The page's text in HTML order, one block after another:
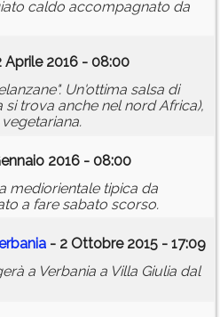
caldo accompagnato da
Aprile 2016 - 08:00
Un'ottima salsa di
si trova anche nel nord Africa),
2016 - 08:00
mediorientale tipica da
a fare sabato scorso.
- 2 Ottobre 2015 - 17:09
a Verbania a Villa Giulia dal